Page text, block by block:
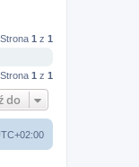
1 z 1
1 z 1
do